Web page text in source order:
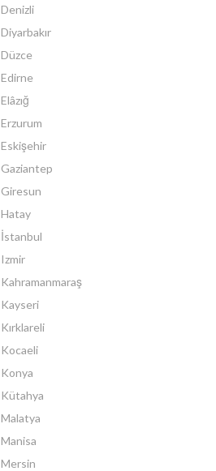
Denizli
Diyarbakır
Düzce
Edirne
Elâzığ
Erzurum
Eskişehir
Gaziantep
Giresun
Hatay
İstanbul
Izmir
Kahramanmaraş
Kayseri
Kırklareli
Kocaeli
Konya
Kütahya
Malatya
Manisa
Mersin